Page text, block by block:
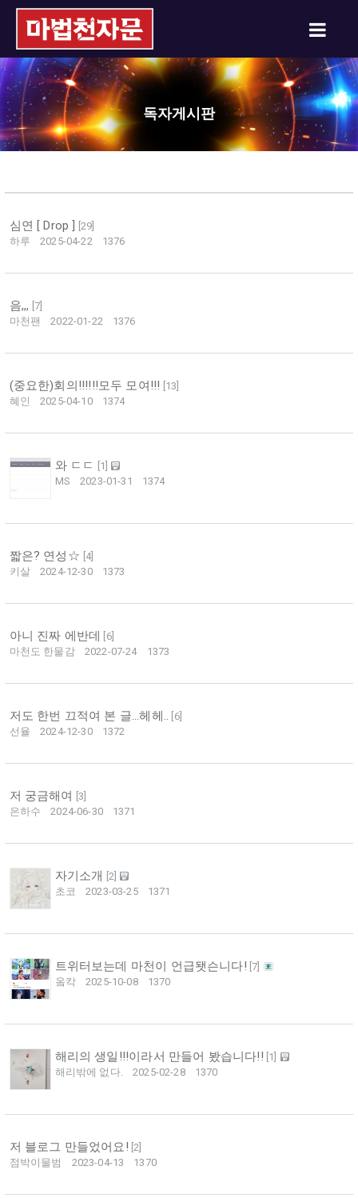
독자게시판
심연 [ Drop ] 29
하루
2025-04-22 1376
음,,, 7]
마천팬
2022-01-22 1376
(중요한)회의!!!!!!모두 모여!!! 13
혜인
2025-04-10 1374
와 ㄷㄷ 1
MS
2023-01-31 1374
짧은? 연성☆ 4]
키살
2024-12-30 1373
아니 진짜 에반데 6]
마천도 한물감
2022-07-24 1373
저도 한번 끄적여 본 글...헤헤.. 6]
선율
2024-12-30 1372
저 궁금해여 [3
은하수
2024-06-30 1371
자기소개 2]
초코
2023-03-25 1371
트위터보는데 마천이 언급됏슨니다! 7
옼칵
2025-10-08 1370
해리의 생일!!!이라서 만들어 봤습니다!! 1
해리밖에 없다.
2025-02-28 1370
저 블로그 만들었어요! [2
점박이물범
2023-04-13 1370